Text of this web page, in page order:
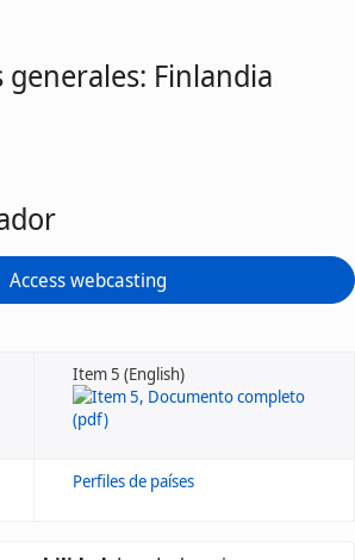
generales: Finlandia
Access webcasting
Item 5 (English)
Perfiles de países